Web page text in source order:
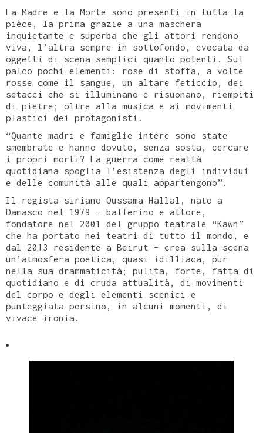
La Madre e la Morte sono presenti in tutta la
pièce, la prima grazie a una maschera
inquietante e superba che gli attori rendono
viva, l’altra sempre in sottofondo, evocata da
oggetti di scena semplici quanto potenti. Sul
palco pochi elementi: rose di stoffa, a volte
rosse come il sangue, un altare feticcio, dei
setacci che si illuminano e risuonano, riempiti
di pietre; oltre alla musica e ai movimenti
plastici dei protagonisti.
“Quante madri e famiglie intere sono state
smembrate e hanno dovuto, senza sosta, cercare
i propri morti? La guerra come realtà
quotidiana spoglia l’esistenza degli individui
e delle comunità alle quali appartengono”.
Il regista siriano Oussama Hallal, nato a
Damasco nel 1979 – ballerino e attore,
fondatore nel 2001 del gruppo teatrale “Kawn”
che ha portato nei teatri di tutto il mondo, e
dal 2013 residente a Beirut – crea sulla scena
un’atmosfera poetica, quasi idilliaca, pur
nella sua drammaticità; pulita, forte, fatta di
quotidiano e di cruda attualità, di movimenti
del corpo e degli elementi scenici e
punteggiata persino, in alcuni momenti, di
vivace ironia.